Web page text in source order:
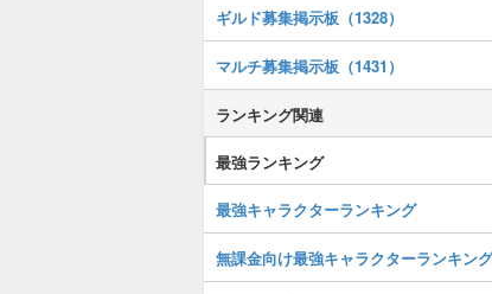
ギルド募集掲示板（1328）
マルチ募集掲示板（1431）
ランキング関連
最強ランキング
最強キャラクターランキング
無課金向け最強キャラクターランキング